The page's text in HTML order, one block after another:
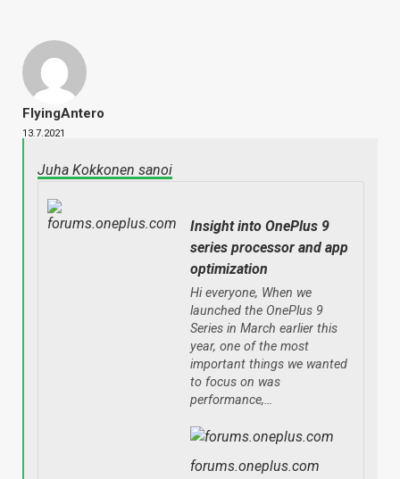
FlyingAntero
13.7.2021
Juha Kokkonen sanoi
Insight into OnePlus 9
series processor and app
optimization
Hi everyone, When we
launched the OnePlus 9
Series in March earlier this
year, one of the most
important things we wanted
to focus on was
performance,…
forums.oneplus.com